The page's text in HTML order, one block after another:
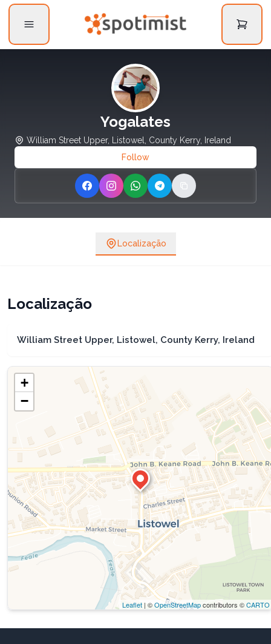
Yogalates
William Street Upper, Listowel, County Kerry, Ireland
Follow
Share on Facebook
Share on Instagram
Share on WhatsApp
Share on Telegram
Copy link
Localização
Localização
William Street Upper, Listowel, County Kerry, Ireland
+
−
Leaflet | ©OpenStreetMapcontributors ©CARTO